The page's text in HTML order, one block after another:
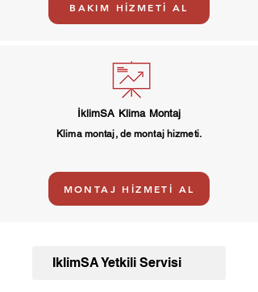
BAKIM HİZMETİ AL
İklimSA Klima Montaj
Klima montaj, de montaj hizmeti.
MONTAJ HİZMETİ AL
İklimSA Yetkili Servisi